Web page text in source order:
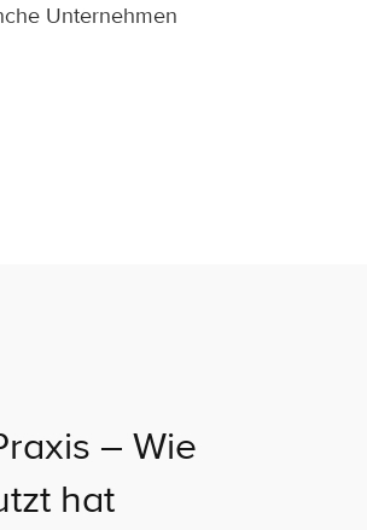
Unternehmen
– Wie
hat